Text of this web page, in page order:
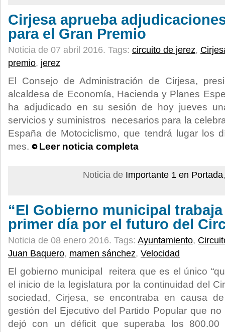
Cirjesa aprueba
para el Gran Premio
Noticia de 07 abril 2016. Tags: circuito de jerez,
premio, jerez
El Consejo de Administración de Cirjesa,
alcaldesa de Economía, Hacienda y Planes
ha adjudicado en su sesión de hoy jueves
servicios y suministros necesarios para la
España de Motociclismo, que tendrá lugar los
mes.
Leer noticia completa
Noticia de Importante 1 en Portada
“El Gobierno municipal
primer día por el futuro del
Noticia de 08 enero 2016. Tags: Ayuntamiento,
Juan Baquero, mamen sánchez, Velocidad
El gobierno municipal reitera que es el único
el inicio de la legislatura por la continuidad del
sociedad, Cirjesa, se encontraba en causa
gestión del Ejecutivo del Partido Popular que
dejó con un déficit que superaba los